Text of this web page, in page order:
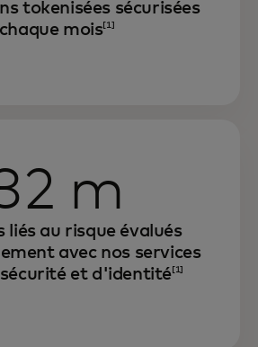
tokenisées sécurisées
chaque mois[1]
m
liés au risque évalués
avec nos services
et d'identité [1]